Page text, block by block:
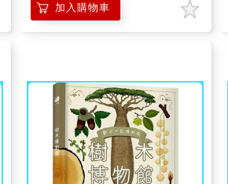
加入購物車